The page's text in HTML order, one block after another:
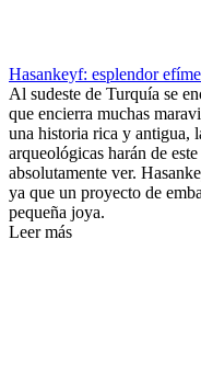
Hasankeyf: esplendor
Al sudeste de Turquía se
que encierra muchas
una historia rica y antigua,
arqueológicas harán de
absolutamente ver.
ya que un proyecto de
pequeña joya.
Leer más